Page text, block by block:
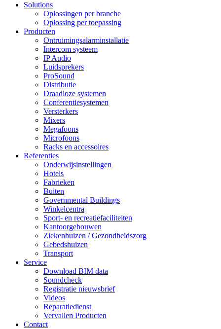
Solutions
Oplossingen per branche
Oplossing per toepassing
Producten
Ontruimingsalarminstallatie
Intercom systeem
IP Audio
Luidsprekers
ProSound
Distributie
Draadloze systemen
Conferentiesystemen
Versterkers
Mixers
Megafoons
Microfoons
Racks en accessoires
Referenties
Onderwijsinstellingen
Hotels
Fabrieken
Buiten
Governmental Buildings
Winkelcentra
Sport- en recreatiefaciliteiten
Kantoorgebouwen
Ziekenhuizen / Gezondheidszorg
Gebedshuizen
Transport
Service
Download BIM data
Soundcheck
Registratie nieuwsbrief
Videos
Reparatiedienst
Vervallen Producten
Contact